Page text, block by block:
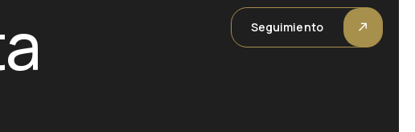
Seguimiento